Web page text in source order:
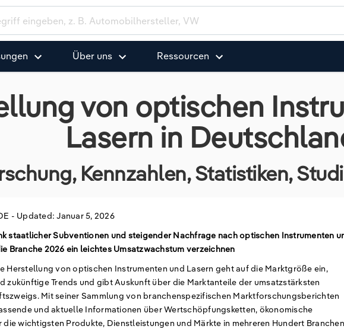
Über uns Ressourcen
von optischen
Lasern in
Kennzahlen, Statistiken,
- Updated: Januar 5, 2026
staatlicher Subventionen und steigender Nachfrage nach optischen Instrumenten
Branche 2026 ein leichtes Umsatzwachstum verzeichnen
Herstellung von optischen Instrumenten und Lasern geht auf die Marktgröße ein,
zukünftige Trends und gibt Auskunft über die Marktanteile der umsatzstärksten
Mit seiner Sammlung von branchenspezifischen Marktforschungsberichten
und aktuelle Informationen über Wertschöpfungsketten, ökonomische
wichtigsten Produkte, Dienstleistungen und Märkte in mehreren Hundert